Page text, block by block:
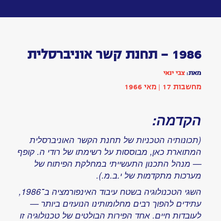
1986
–
תחנת
קשר
צבי
כתבה
|
בתחום
הופיע
1966
|
מחשבות